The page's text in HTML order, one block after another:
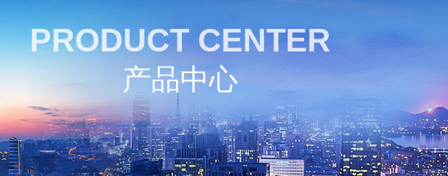
PRODUCT CENTER
产品中心